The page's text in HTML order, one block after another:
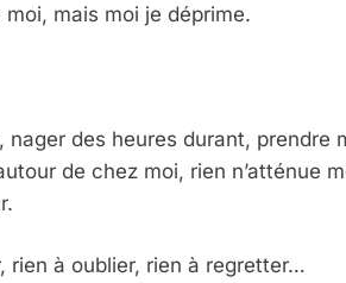
mais moi je déprime.
nager des heures durant, prendre
de chez moi, rien n’atténue
rien à oublier, rien à regretter…